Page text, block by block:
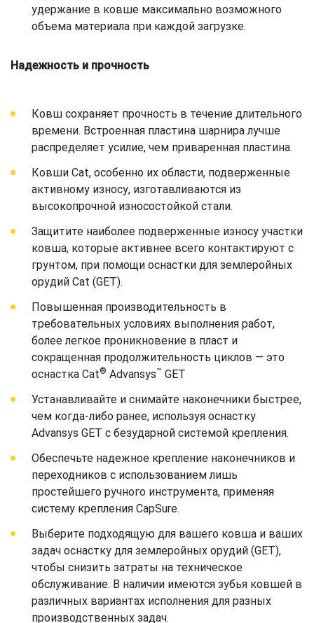
удержание в ковше максимально возможного
объема материала при каждой загрузке.
Надежность и прочность
Ковш сохраняет прочность в течение длительного
времени. Встроенная пластина шарнира лучше
распределяет усилие, чем приваренная пластина.
Ковши Cat, особенно их области, подверженные
активному износу, изготавливаются из
высокопрочной износостойкой стали.
Защитите наиболее подверженные износу участки
ковша, которые активнее всего контактируют с
грунтом, при помощи оснастки для землеройных
орудий Cat (GET).
Повышенная производительность в
требовательных условиях выполнения работ,
более легкое проникновение в пласт и
сокращенная продолжительность циклов — это
оснастка Cat® Advansys™ GET
Устанавливайте и снимайте наконечники быстрее,
чем когда-либо ранее, используя оснастку
Advansys GET с безударной системой крепления.
Обеспечьте надежное крепление наконечников и
переходников с использованием лишь
простейшего ручного инструмента, применяя
систему крепления CapSure.
Выберите подходящую для вашего ковша и ваших
задач оснастку для землеройных орудий (GET),
чтобы снизить затраты на техническое
обслуживание. В наличии имеются зубья ковшей в
различных вариантах исполнения для разных
производственных задач.